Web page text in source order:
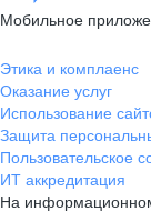
Мобильное
Этика и комплаенс
Оказание услуг
Использование
Защита
Пользовательское
ИТ аккредитация
На